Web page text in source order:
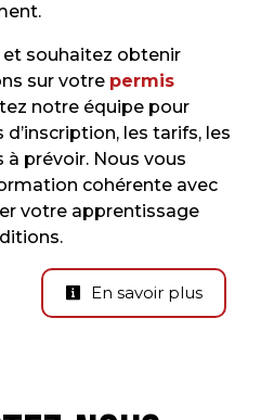
et souhaitez obtenir
sur votre permis
notre équipe pour
les tarifs, les
prévoir. Nous vous
cohérente avec
votre apprentissage
En savoir plus